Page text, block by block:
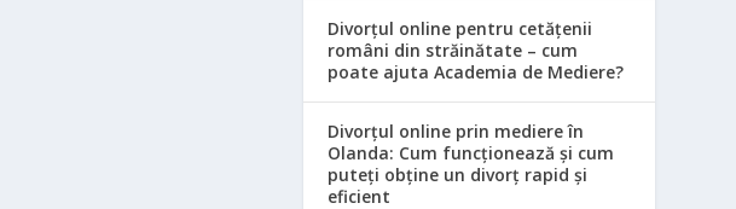
Divorțul online pentru cetățenii
români din străinătate – cum
poate ajuta Academia de Mediere?
Divorțul online prin mediere în
Olanda: Cum funcționează și cum
puteți obține un divorț rapid și
eficient